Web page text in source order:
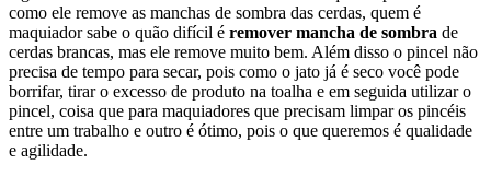
como ele remove as manchas de sombra das cerdas, quem é
maquiador sabe o quão difícil é remover mancha de sombra de
cerdas brancas, mas ele remove muito bem. Além disso o pincel não
precisa de tempo para secar, pois como o jato já é seco você pode
borrifar, tirar o excesso de produto na toalha e em seguida utilizar o
pincel, coisa que para maquiadores que precisam limpar os pincéis
entre um trabalho e outro é ótimo, pois o que queremos é qualidade
e agilidade.